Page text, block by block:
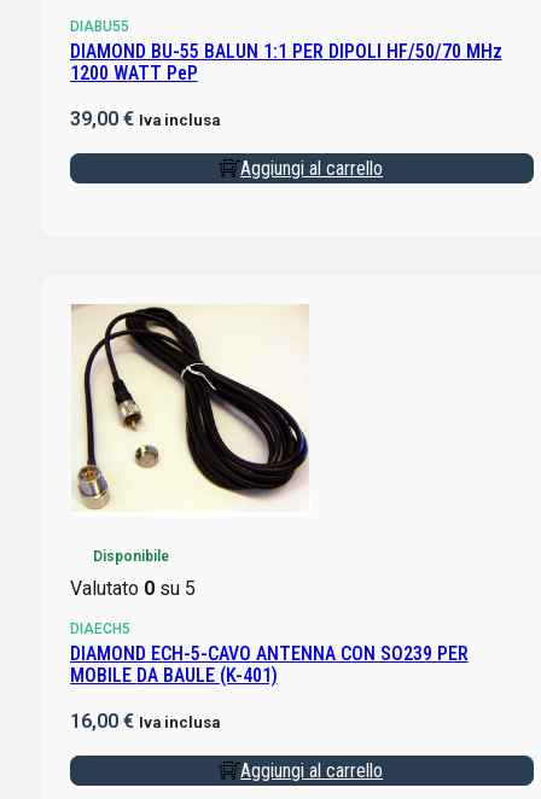
DIABU55
DIAMOND BU-55 BALUN 1:1 PER DIPOLI HF/50/70 MHz
1200 WATT PeP
39,00 € Iva inclusa
Aggiungi al carrello
Disponibile
Valutato 0su 5
DIAECH5
DIAMOND ECH-5-CAVO ANTENNA CON SO239 PER
MOBILE DA BAULE (K-401)
16,00 € Iva inclusa
Aggiungi al carrello